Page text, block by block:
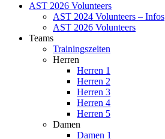
AST 2026 Volunteers
AST 2024 Volunteers – Infos
AST 2026 Volunteers
Teams
Trainingszeiten
Herren
Herren 1
Herren 2
Herren 3
Herren 4
Herren 5
Damen
Damen 1